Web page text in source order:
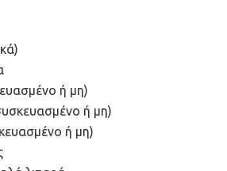
ή μη)
ή μη)
ή μη)